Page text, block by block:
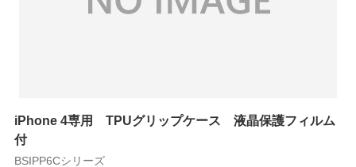
iPhone 4専用 TPUグリップケース 液晶保護フィルム
付
BSIPP6Cシリーズ